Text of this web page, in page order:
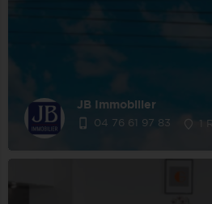
JB Immobilier
04 76 61 97 83 1